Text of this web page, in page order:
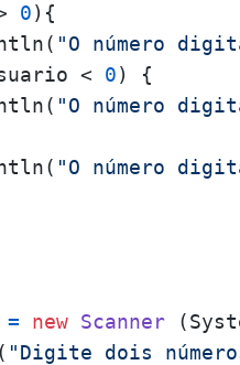
0){
"O número
< 0) {
"O número
"O número
= new Scanner
"Digite dois